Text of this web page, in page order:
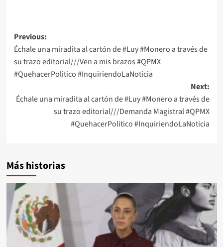
Post
navigation
Previous:
Échale una miradita al cartón de #Luy #Monero a través de
su trazo editorial///Ven a mis brazos #QPMX
#QuehacerPolitico #InquiriendoLaNoticia
Next:
Échale una miradita al cartón de #Luy #Monero a través de
su trazo editorial///Demanda Magistral #QPMX
#QuehacerPolitico #InquiriendoLaNoticia
Más historias